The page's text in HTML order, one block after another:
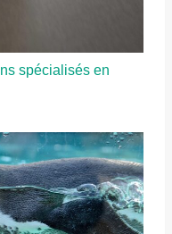
spécialisés en